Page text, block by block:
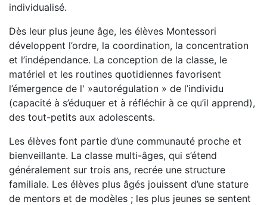
individualisé.
Dès leur plus jeune âge, les élèves Montessori
développent l’ordre, la coordination, la concentration
et l’indépendance. La conception de la classe, le
matériel et les routines quotidiennes favorisent
l’émergence de l' »autorégulation » de l’individu
(capacité à s’éduquer et à réfléchir à ce qu’il apprend),
des tout-petits aux adolescents.
Les élèves font partie d’une communauté proche et
bienveillante. La classe multi-âges, qui s’étend
généralement sur trois ans, recrée une structure
familiale. Les élèves plus âgés jouissent d’une stature
de mentors et de modèles ; les plus jeunes se sentent